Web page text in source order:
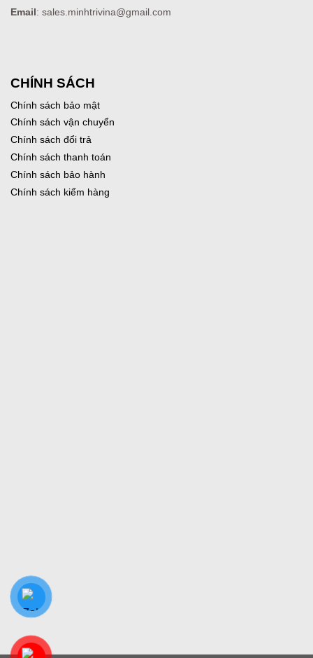
Email : sales.minhtrivina@gmail.com
CHÍNH SÁCH
Chính sách bảo mật
Chính sách vận chuyển
Chính sách đổi trả
Chính sách thanh toán
Chính sách bảo hành
Chính sách kiểm hàng